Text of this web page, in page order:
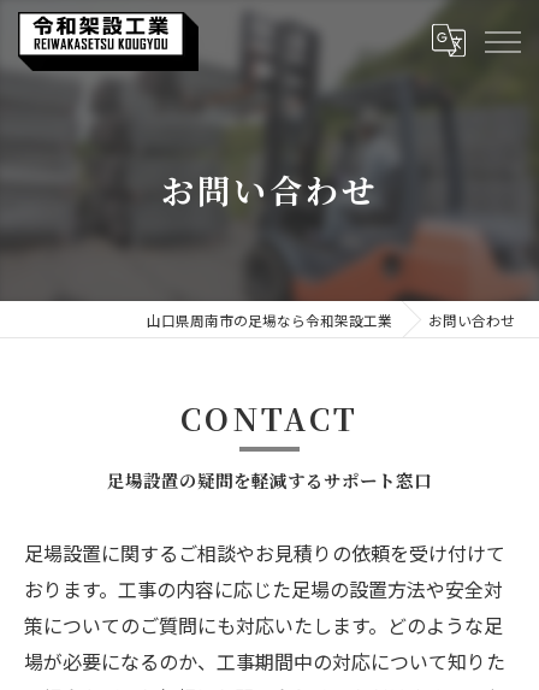
お問い合わせ
山口県周南市の足場なら令和架設工業 お問い合わせ
足場設置の疑問を軽減するサポート窓口
CONTACT
足場設置に関するご相談やお見積りの依頼を受け付けて
おります。工事の内容に応じた足場の設置方法や安全対
策についてのご質問にも対応いたします。どのような足
場が必要になるのか、工事期間中の対応について知りた